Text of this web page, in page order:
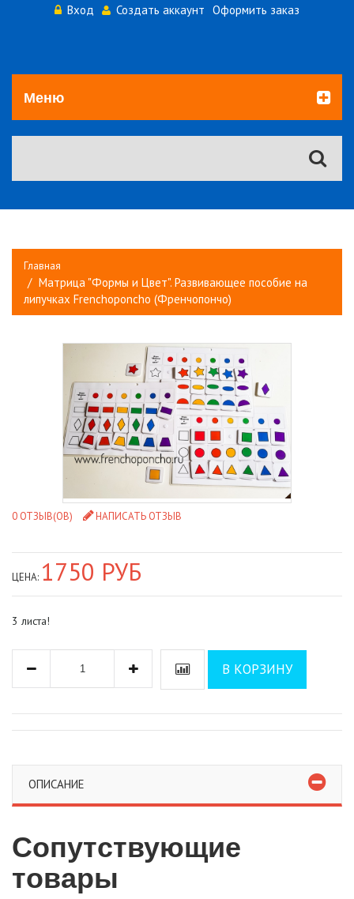
Вход Создать аккаунт Оформить заказ
Меню
Главная
Матрица "Формы и Цвет". Развивающее пособие на
липучках Frenchoponcho (Френчопончо)
0 ОТЗЫВ(ОВ) НАПИСАТЬ ОТЗЫВ
ЦЕНА: 1750 РУБ
3 листа!
В КОРЗИНУ
ОПИСАНИЕ
Сопутствующие
товары